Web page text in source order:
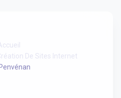
De Sites Internet
Penvénan